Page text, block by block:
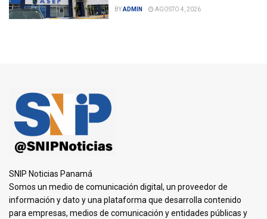
BYADMIN AGOSTO 4, 2026
SNIP Noticias Panamá
Somos un medio de comunicación digital, un proveedor de
información y dato y una plataforma que desarrolla contenido
para empresas, medios de comunicación y entidades públicas y